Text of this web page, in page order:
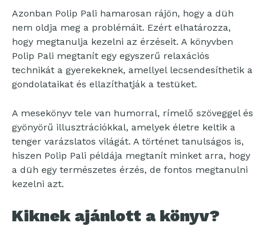
Azonban Polip Pali hamarosan rájön, hogy a düh
nem oldja meg a problémáit. Ezért elhatározza,
hogy megtanulja kezelni az érzéseit. A könyvben
Polip Pali megtanít egy egyszerű relaxációs
technikát a gyerekeknek, amellyel lecsendesíthetik a
gondolataikat és ellazíthatják a testüket.
A mesekönyv tele van humorral, rímelő szöveggel és
gyönyörű illusztrációkkal, amelyek életre keltik a
tenger varázslatos világát. A történet tanulságos is,
hiszen Polip Pali példája megtanít minket arra, hogy
a düh egy természetes érzés, de fontos megtanulni
kezelni azt.
Kiknek ajánlott a könyv?